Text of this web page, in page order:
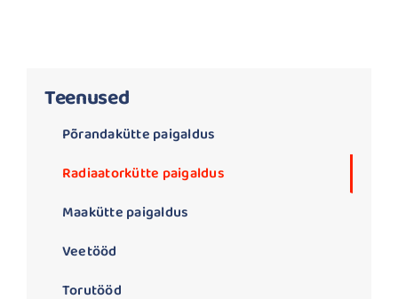
Teenused
Põrandakütte paigaldus
Radiaatorkütte paigaldus
Maakütte paigaldus
Veetööd
Torutööd